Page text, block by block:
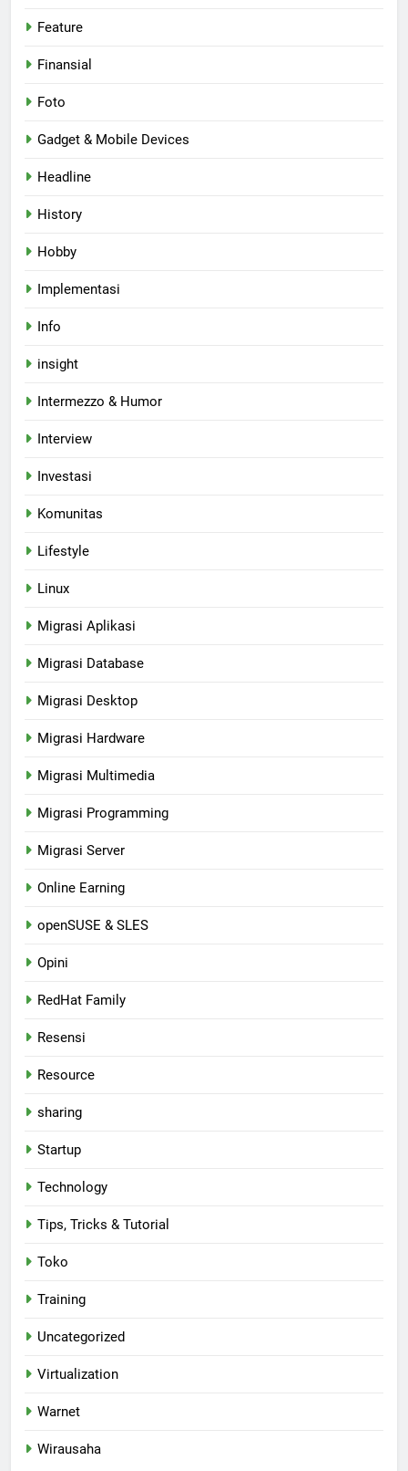
Feature
Finansial
Foto
Gadget & Mobile Devices
Headline
History
Hobby
Implementasi
Info
insight
Intermezzo & Humor
Interview
Investasi
Komunitas
Lifestyle
Linux
Migrasi Aplikasi
Migrasi Database
Migrasi Desktop
Migrasi Hardware
Migrasi Multimedia
Migrasi Programming
Migrasi Server
Online Earning
openSUSE & SLES
Opini
RedHat Family
Resensi
Resource
sharing
Startup
Technology
Tips, Tricks & Tutorial
Toko
Training
Uncategorized
Virtualization
Warnet
Wirausaha